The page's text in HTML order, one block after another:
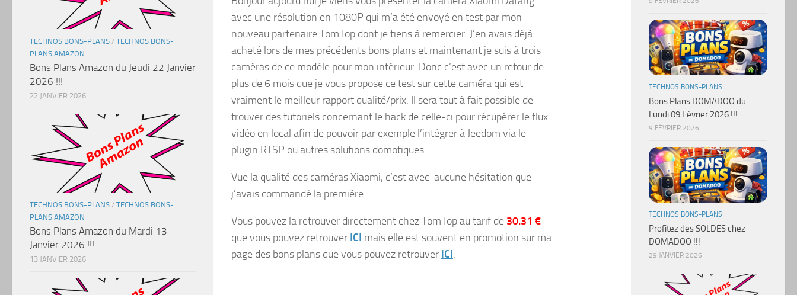
avec une résolution en 1080P qui m’a été envoyé en test par mon
nouveau partenaire TomTop dont je tiens à remercier. J’en avais déjà
acheté lors de mes précédents bons plans et maintenant je suis à trois
caméras de ce modèle pour mon intérieur. Donc c’est avec un retour de
plus de 6 mois que je vous propose ce test sur cette caméra qui est
vraiment le meilleur rapport qualité/prix. Il sera tout à fait possible de
trouver des tutoriels concernant le hack de celle-ci pour récupérer le flux
vidéo en local afin de pouvoir par exemple l’intégrer à Jeedom via le
plugin RTSP ou autres solutions domotiques.
Vue la qualité des caméras Xiaomi, c’est avec aucune hésitation que
j’avais commandé la première
Vous pouvez la retrouver directement chez TomTop au tarif de 30.31 €
que vous pouvez retrouver ICI mais elle est souvent en promotion sur ma
page des bons plans que vous pouvez retrouver ICI.
TECHNOS BONS-PLANS / TECHNOS BONS-
PLANS AMAZON
Bons Plans Amazon du Jeudi 22 Janvier
2026 !!!
22 JANVIER 2026
TECHNOS BONS-PLANS / TECHNOS BONS-
PLANS AMAZON
Bons Plans Amazon du Mardi 13
Janvier 2026 !!!
13 JANVIER 2026
TECHNOS BONS-PLANS
Bons Plans DOMADOO du
Lundi 09 Février 2026 !!!
9 FÉVRIER 2026
TECHNOS BONS-PLANS
Profitez des SOLDES chez
DOMADOO !!!
29 JANVIER 2026